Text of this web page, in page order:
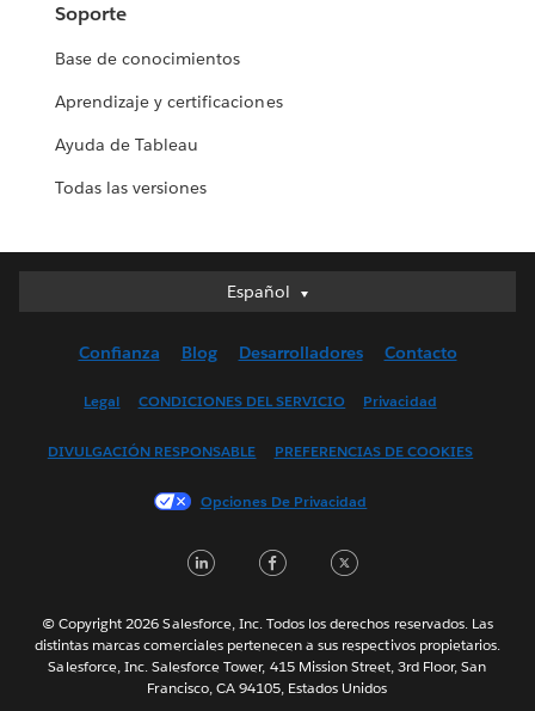
Soporte
Base de conocimientos
Aprendizaje y certificaciones
Ayuda de Tableau
Todas las versiones
Español
Español
English (UK)
Français (France)
한국어
Português
Svenska
ไทย
Confianza Blog Desarrolladores Contacto
Legal CONDICIONES DEL SERVICIO Privacidad
DIVULGACIÓN RESPONSABLE PREFERENCIAS DE COOKIES
Opciones De Privacidad
LinkedInFacebook
© Copyright 2026 Salesforce, Inc. Todos los derechos reservados. Las
distintas marcas comerciales pertenecen a sus respectivos propietarios.
Salesforce, Inc. Salesforce Tower, 415 Mission Street, 3rd Floor, San
Francisco, CA 94105, Estados Unidos